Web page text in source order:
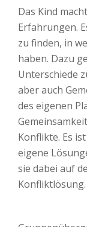
Das Kind
Erfahrungen.
zu finden, in
haben. Dazu
Unterschiede
aber auch
des eigenen
Konflikte. Es
eigene
sie dabei auf
Konfliktlösung.